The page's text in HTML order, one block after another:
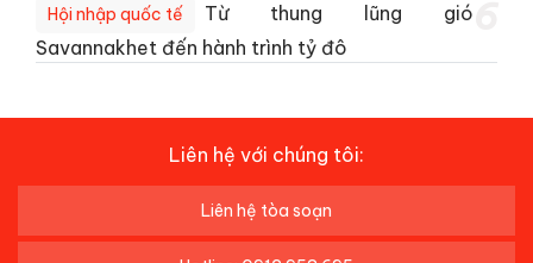
Hội nhập quốc tế
Từ thung lũng gió
Savannakhet đến hành trình tỷ đô
Liên hệ với chúng tôi:
Liên hệ tòa soạn